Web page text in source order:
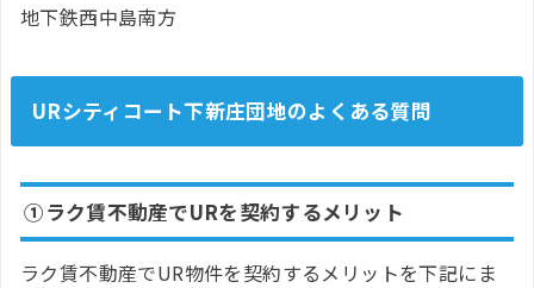
地下鉄西中島南方
URシティコート下新庄団地のよくある質問
①ラク賃不動産でURを契約するメリット
ラク賃不動産でUR物件を契約するメリットを下記にま